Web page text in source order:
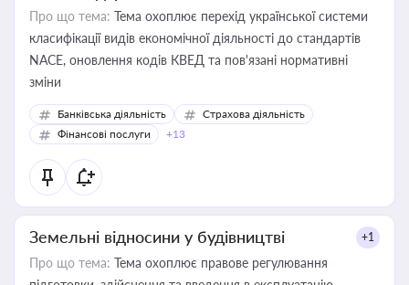
Про що тема: Тема охоплює перехід української системи
класифікації видів економічної діяльності до стандартів
NACE, оновлення кодів КВЕД та пов'язані нормативні
зміни
Банківська діяльність
Страхова діяльність
Фінансові послуги
+13
Земельні відносини у будівництві +1
Про що тема: Тема охоплює правове регулювання